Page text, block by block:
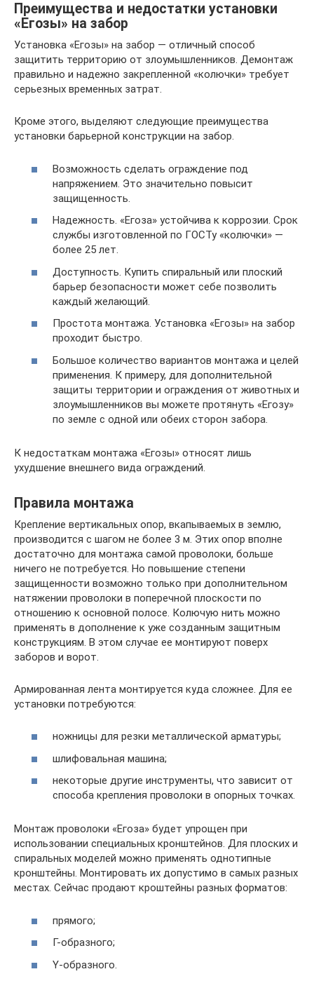
Преимущества и недостатки установки
«Егозы» на забор
Установка «Егозы» на забор — отличный способ
защитить территорию от злоумышленников. Демонтаж
правильно и надежно закрепленной «колючки» требует
серьезных временных затрат.
Кроме этого, выделяют следующие преимущества
установки барьерной конструкции на забор.
Возможность сделать ограждение под
напряжением. Это значительно повысит
защищенность.
Надежность. «Егоза» устойчива к коррозии. Срок
службы изготовленной по ГОСТу «колючки» —
более 25 лет.
Доступность. Купить спиральный или плоский
барьер безопасности может себе позволить
каждый желающий.
Простота монтажа. Установка «Егозы» на забор
проходит быстро.
Большое количество вариантов монтажа и целей
применения. К примеру, для дополнительной
защиты территории и ограждения от животных и
злоумышленников вы можете протянуть «Егозу»
по земле с одной или обеих сторон забора.
К недостаткам монтажа «Егозы» относят лишь
ухудшение внешнего вида ограждений.
Правила монтажа
Крепление вертикальных опор, вкапываемых в землю,
производится с шагом не более 3 м. Этих опор вполне
достаточно для монтажа самой проволоки, больше
ничего не потребуется. Но повышение степени
защищенности возможно только при дополнительном
натяжении проволоки в поперечной плоскости по
отношению к основной полосе. Колючую нить можно
применять в дополнение к уже созданным защитным
конструкциям. В этом случае ее монтируют поверх
заборов и ворот.
Армированная лента монтируется куда сложнее. Для ее
установки потребуются:
ножницы для резки металлической арматуры;
шлифовальная машина;
некоторые другие инструменты, что зависит от
способа крепления проволоки в опорных точках.
Монтаж проволоки «Егоза» будет упрощен при
использовании специальных кронштейнов. Для плоских и
спиральных моделей можно применять однотипные
кронштейны. Монтировать их допустимо в самых разных
местах. Сейчас продают кроштейны разных форматов:
прямого;
Г-образного;
Y-образного.